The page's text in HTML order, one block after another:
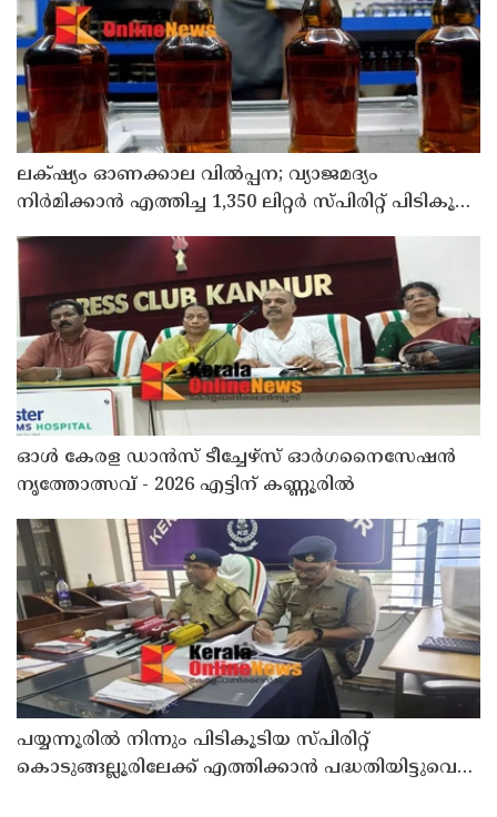
ലക്‌ഷ്യം ഓണക്കാല വിൽപ്പന; വ്യാജമദ്യം
നിർമിക്കാൻ എത്തിച്ച 1,350 ലിറ്റർ സ്പിരിറ്റ് പിടികൂടി;
ഓൾ കേരള ഡാൻസ് ടീച്ചേഴ്സ് ഓർഗനൈസേഷൻ
നൃത്തോത്സവ് - 2026 എട്ടിന് കണ്ണൂരിൽ
പയ്യന്നൂരിൽ നിന്നും പിടികൂടിയ സ്പിരിറ്റ്
കൊടുങ്ങല്ലൂരിലേക്ക് എത്തിക്കാൻ പദ്ധതിയിട്ടുവെന്ന്